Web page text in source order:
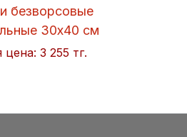
безворсовые
30x40 см
Hi-BLACK
цена:3 255 тг.